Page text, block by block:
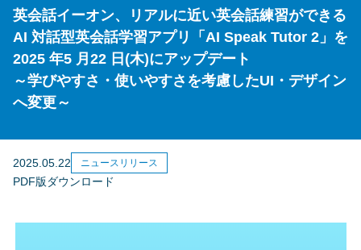
英会話イーオン、リアルに近い英会話練習ができる
AI 対話型英会話学習アプリ「AI Speak Tutor 2」を
2025 年5 月22 日(木)にアップデート
～学びやすさ・使いやすさを考慮したUI・デザイン
へ変更～
2025.05.22 ニュースリリース
PDF版ダウンロード